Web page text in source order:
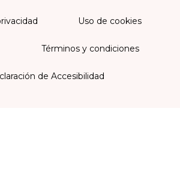
Uso de cookies
Términos y condiciones
de Accesibilidad